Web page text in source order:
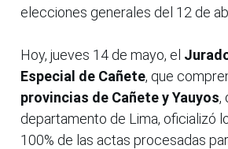
elecciones generales del 12 de
Hoy, jueves 14 de mayo, el
Especial de Cañete, que
provincias de Cañete y Yauyos,
departamento de Lima, oficializó
100% de las actas procesadas